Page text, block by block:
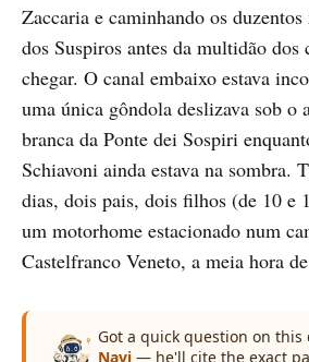
Zaccaria e caminhando os
dos Suspiros antes da multidão dos
chegar. O canal embaixo estava
uma única gôndola deslizava sob o
branca da Ponte dei Sospiri
Schiavoni ainda estava na sombra.
dias, dois pais, dois filhos (de 10 e
um motorhome estacionado num
Castelfranco Veneto, a meia hora
Got a quick question on this
Navi — he'll cite the exact